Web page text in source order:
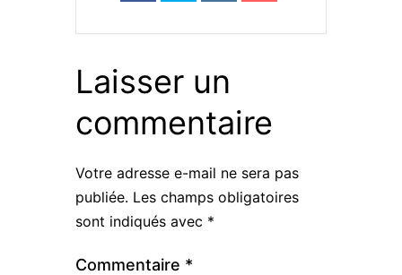
Laisser un
commentaire
Votre adresse e-mail ne sera pas
publiée. Les champs obligatoires
sont indiqués avec *
Commentaire *